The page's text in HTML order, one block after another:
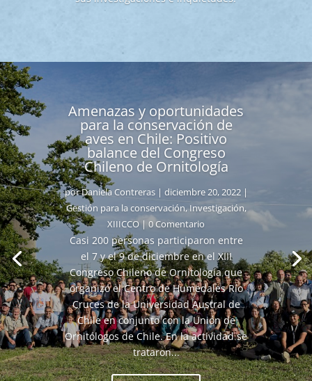
Amenazas y oportunidades
para la conservación de
aves en Chile: Positivo
balance del Congreso
Chileno de Ornitología
porDaniela Contreras| diciembre 20, 2022|
Gestión para la conservación, Investigación,
XIIICCO| 0 Comentario
Casi 200 personas participaron entre
el 7 y el 9 de diciembre en el XIII
Congreso Chileno de Ornitología que
organizó el Centro de Humedales Río
Cruces de la Universidad Austral de
Chile en conjunto con la Unión de
Ornitólogos de Chile. En la actividad se
trataron...